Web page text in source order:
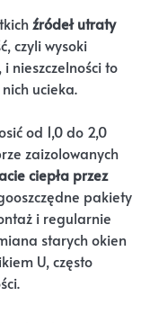
źródeł utraty
czyli wysoki
nieszczelności to
ucieka.
od 1,0 do 2,0
zaizolowanych
ciepła przez
pakiety
i regularnie
starych okien
U, często